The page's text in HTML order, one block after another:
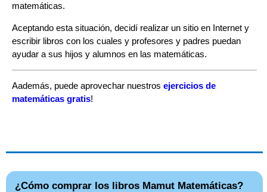
matemáticas.
Aceptando esta situación, decidí realizar un sitio en Internet y
escribir libros con los cuales y profesores y padres puedan
ayudar a sus hijos y alumnos en las matemáticas.
Aademás, puede aprovechar nuestros ejercicios de
matemáticas gratis!
¿Cómo comprar los libros Mamut Matemáticas?